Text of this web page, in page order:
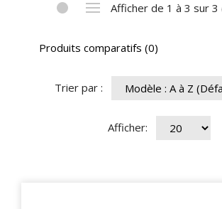
Afficher de 1 à 3 sur 3
Produits comparatifs (0)
Trier par :
Afficher: